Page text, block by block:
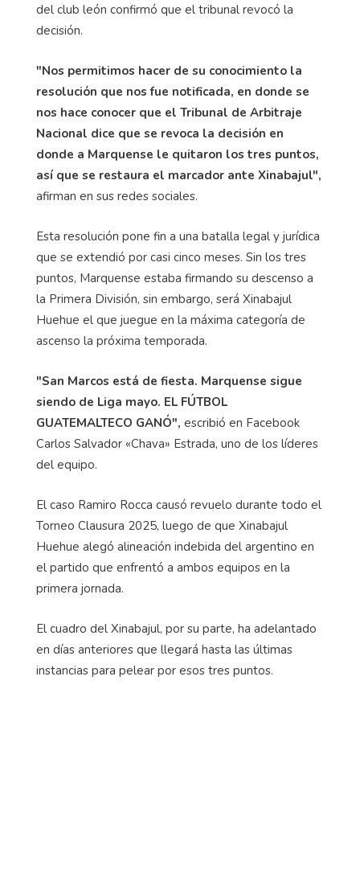
del club león confirmó que el tribunal revocó la
decisión.
"Nos permitimos hacer de su conocimiento la
resolución que nos fue notificada, en donde se
nos hace conocer que el Tribunal de Arbitraje
Nacional dice que se revoca la decisión en
donde a Marquense le quitaron los tres puntos,
así que se restaura el marcador ante Xinabajul",
afirman en sus redes sociales.
Esta resolución pone fin a una batalla legal y jurídica
que se extendió por casi cinco meses. Sin los tres
puntos, Marquense estaba firmando su descenso a
la Primera División, sin embargo, será Xinabajul
Huehue el que juegue en la máxima categoría de
ascenso la próxima temporada.
"San Marcos está de fiesta. Marquense sigue
siendo de Liga mayo. EL FÚTBOL
GUATEMALTECO GANÓ", escribió en Facebook
Carlos Salvador «Chava» Estrada, uno de los líderes
del equipo.
El caso Ramiro Rocca causó revuelo durante todo el
Torneo Clausura 2025, luego de que Xinabajul
Huehue alegó alineación indebida del argentino en
el partido que enfrentó a ambos equipos en la
primera jornada.
El cuadro del Xinabajul, por su parte, ha adelantado
en días anteriores que llegará hasta las últimas
instancias para pelear por esos tres puntos.